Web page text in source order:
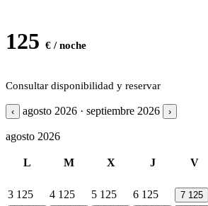
125 € / noche
Consultar disponibilidad y reservar
‹ agosto 2026 · septiembre 2026 ›
agosto 2026
L M X J V
3 125 4 125 5 125 6 125 7 125